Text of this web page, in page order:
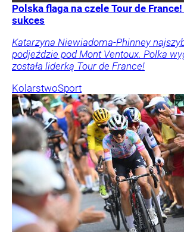
Polska flaga na czele Tour de
sukces
Katarzyna Niewiadoma-Phinney
podjeździe pod Mont Ventoux. Polka
została liderką Tour de France!
KolarstwoSport